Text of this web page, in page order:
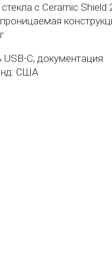
с Ceramic Shield
C, документация
США